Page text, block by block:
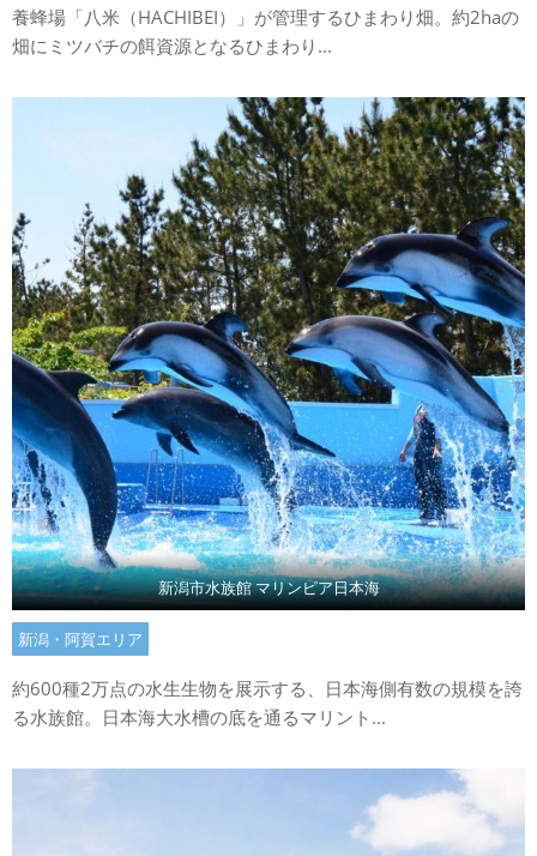
養蜂場「八米（HACHIBEI）」が管理するひまわり畑。約2haの
畑にミツバチの餌資源となるひまわり...
新潟市水族館 マリンピア日本海
新潟・阿賀エリア
約600種2万点の水生生物を展示する、日本海側有数の規模を誇
る水族館。日本海大水槽の底を通るマリント...